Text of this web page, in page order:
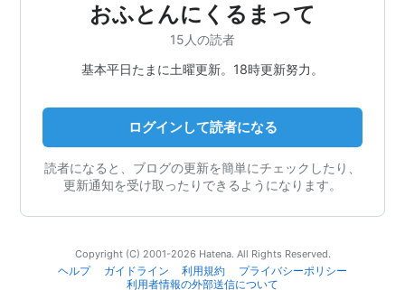
おふとんにくるまって
15人の読者
基本平日たまに土曜更新。18時更新努力。
ログインして読者になる
読者になると、ブログの更新を簡単にチェックしたり、
更新通知を受け取ったりできるようになります。
Copyright (C) 2001-2026 Hatena. All Rights Reserved.
ヘルプ
ガイドライン 利用規約
プライバシーポリシー
利用者情報の外部送信について